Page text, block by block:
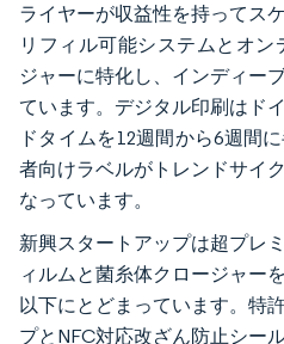
ライヤーが収益性を持ってス
リフィル可能システムとオ
ジャーに特化し、インディー
ています。デジタル印刷はド
ドタイムを12週間から6週間
者向けラベルがトレンドサイ
なっています。
新興スタートアップは超プレ
ィルムと菌糸体クロージャー
以下にとどまっています。特
プとNFC対応改ざん防止シー